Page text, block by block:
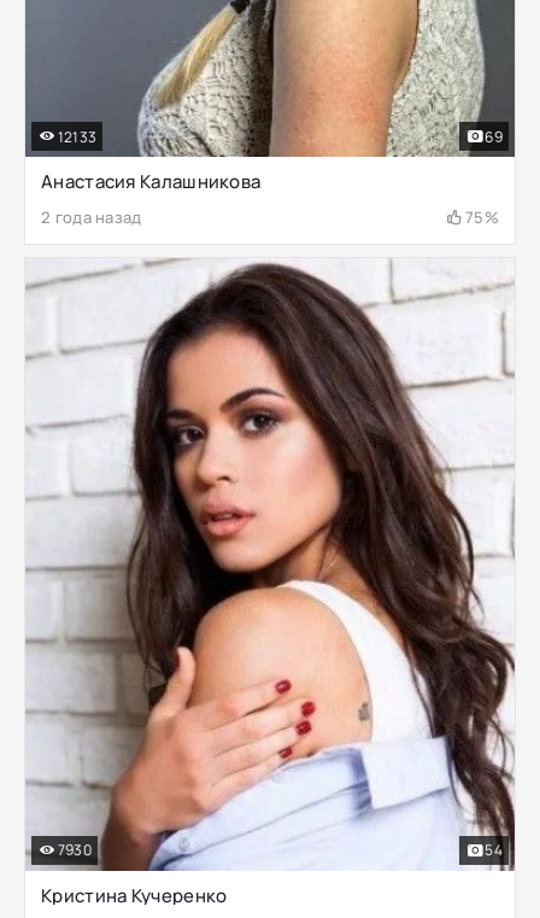
Анастасия Калашникова
2 года назад 75%
12133 69
Кристина Кучеренко
7930 54